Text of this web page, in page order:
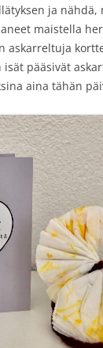
ja nähdä,
maistella
askarreltuja
pääsivät
aina tähän